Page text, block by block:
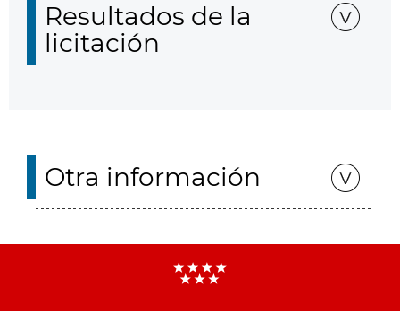
Resultados de la
licitación
Otra información